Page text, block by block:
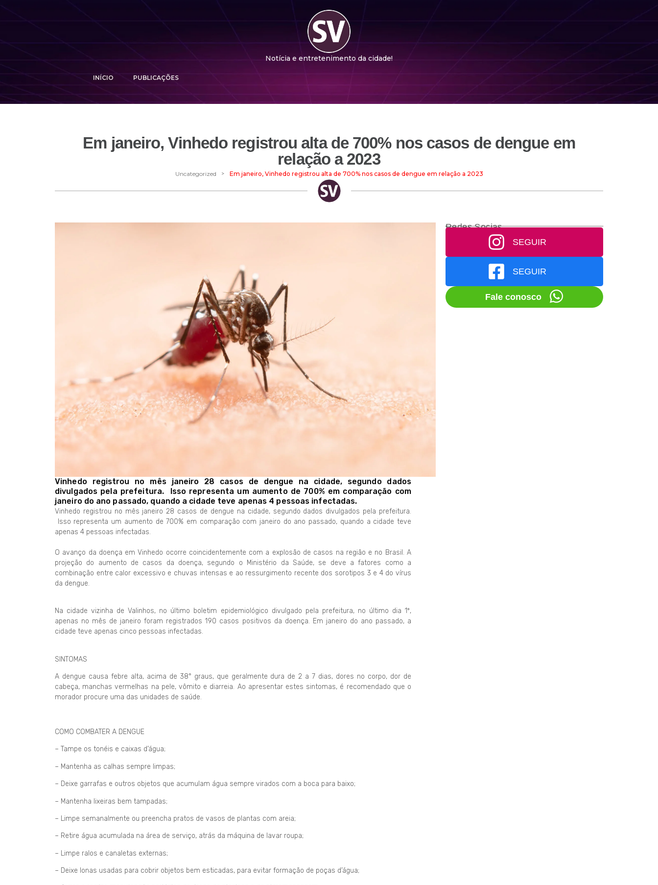
Notícia e entretenimento da cidade!
INÍCIO PUBLICAÇÕES
Em janeiro, Vinhedo registrou alta de 700% nos casos de dengue em
relação a 2023
Uncategorized > Em janeiro, Vinhedo registrou alta de 700% nos casos de dengue em relação a 2023
Vinhedo registrou no mês janeiro 28 casos de dengue na cidade, segundo dados
divulgados pela prefeitura. Isso representa um aumento de 700% em comparação com
janeiro do ano passado, quando a cidade teve apenas 4 pessoas infectadas.
Vinhedo registrou no mês janeiro 28 casos de dengue na cidade, segundo dados divulgados pela prefeitura.
Isso representa um aumento de 700% em comparação com janeiro do ano passado, quando a cidade teve
apenas 4 pessoas infectadas.
O avanço da doença em Vinhedo ocorre coincidentemente com a explosão de casos na região e no Brasil. A
projeção do aumento de casos da doença, segundo o Ministério da Saúde, se deve a fatores como a
combinação entre calor excessivo e chuvas intensas e ao ressurgimento recente dos sorotipos 3 e 4 do vírus
da dengue.
Na cidade vizinha de Valinhos, no último boletim epidemiológico divulgado pela prefeitura, no último dia 1º,
apenas no mês de janeiro foram registrados 190 casos positivos da doença. Em janeiro do ano passado, a
cidade teve apenas cinco pessoas infectadas.
SINTOMAS
A dengue causa febre alta, acima de 38° graus, que geralmente dura de 2 a 7 dias, dores no corpo, dor de
cabeça, manchas vermelhas na pele, vômito e diarreia. Ao apresentar estes sintomas, é recomendado que o
morador procure uma das unidades de saúde.
COMO COMBATER A DENGUE
– Tampe os tonéis e caixas d’água;
– Mantenha as calhas sempre limpas;
– Deixe garrafas e outros objetos que acumulam água sempre virados com a boca para baixo;
– Mantenha lixeiras bem tampadas;
– Limpe semanalmente ou preencha pratos de vasos de plantas com areia;
– Retire água acumulada na área de serviço, atrás da máquina de lavar roupa;
– Limpe ralos e canaletas externas;
– Deixe lonas usadas para cobrir objetos bem esticadas, para evitar formação de poças d’água;
Redes Socias
SEGUIR
SEGUIR
Fale conosco